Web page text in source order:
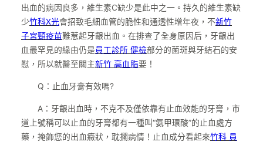
出血的病因良多，維生素C缺少是此中之一。持久的維生素缺
少竹科X光會招致毛細血管的脆性和通透性增年夜，不新竹
子宮頸疫苗難惹起牙齦出血。在排查了全身原因后，牙齦出
血最罕見的緣由仍是員工診所 健檢部分的菌斑與牙結石的安
慰，所以就醫至關主新竹 高血脂要！
Q：止血牙膏有效嗎?
A：牙齦出血時，不克不及僅依靠有止血效能的牙膏，市
道上號稱可以止血的牙膏都有一種叫“氨甲環酸”的止血處方
藥，掩飾您的出血癥狀，耽擱病情！止血成分看起來竹科 員